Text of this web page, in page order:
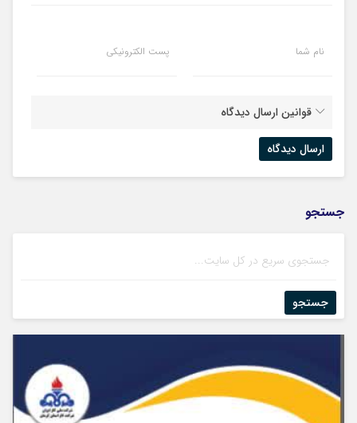
نام شما پست الکترونیکی
قوانین ارسال دیدگاه
جستجو
جستجو